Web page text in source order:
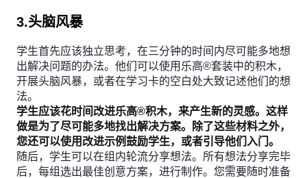
3.头脑风暴
学生首先应该独立思考，在三分钟的时间内尽可能多地想
出解决问题的办法。他们可以使用乐高®套装中的积木，
开展头脑风暴，或者在学习卡的空白处大致记述他们的想
法。
学生应该花时间改进乐高®积木，来产生新的灵感。这样
做是为了尽可能多地找出解决方案。除了这些材料之外，
您还可以使用改进示例鼓励学生，或者引导他们入门。
随后，学生可以在组内轮流分享想法。所有想法分享完毕
后，每组选出最佳创意方案，进行制作。您需要随时准备